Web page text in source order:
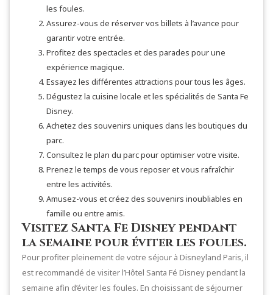
les foules.
Assurez-vous de réserver vos billets à l’avance pour
garantir votre entrée.
Profitez des spectacles et des parades pour une
expérience magique.
Essayez les différentes attractions pour tous les âges.
Dégustez la cuisine locale et les spécialités de Santa Fe
Disney.
Achetez des souvenirs uniques dans les boutiques du
parc.
Consultez le plan du parc pour optimiser votre visite.
Prenez le temps de vous reposer et vous rafraîchir
entre les activités.
Amusez-vous et créez des souvenirs inoubliables en
famille ou entre amis.
Visitez Santa Fe Disney pendant
la semaine pour éviter les foules.
Pour profiter pleinement de votre séjour à Disneyland Paris, il
est recommandé de visiter l’Hôtel Santa Fé Disney pendant la
semaine afin d’éviter les foules. En choisissant de séjourner